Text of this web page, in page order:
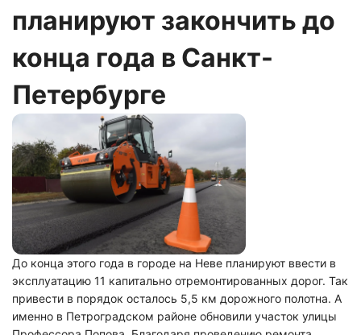
планируют закончить до
конца года в Санкт-
Петербурге
До конца этого года в городе на Неве планируют ввести в
эксплуатацию 11 капитально отремонтированных дорог. Так
привести в порядок осталось 5,5 км дорожного полотна. А
именно в Петроградском районе обновили участок улицы